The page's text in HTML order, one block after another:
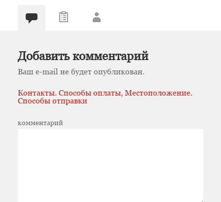
Добавить комментарий
Ваш e-mail не будет опубликован.
Контакты. Способы оплаты, Местоположение.
Способы отправки
комментарий